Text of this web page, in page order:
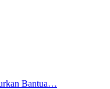
Bantua…